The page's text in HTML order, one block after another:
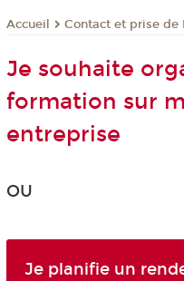
Accueil Contact et prise de
Je souhaite
formation sur
entreprise
OU
Je planifie un